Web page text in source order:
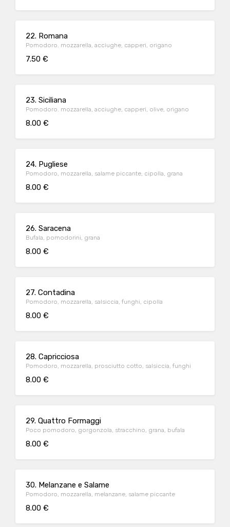
22. Romana
Pomodoro. mozzarella, acciughe, capperi, origano
7.50 €
23. Siciliana
Pomodoro. mozzarella, acciughe, capperi, olive, origano
8.00 €
24. Pugliese
Pomodoro, mozzarella, salame piccante, cipolla, grana
8.00 €
26. Saracena
Bufala, pomodorini, grana
8.00 €
27. Contadina
Pomodoro, mozzarella, salsiccia, funghi, cipolla
8.00 €
28. Capricciosa
Pomodoro, mozzarella, prosciutto cotto, salsiccia, funghi
8.00 €
29. Quattro Formaggi
Poco pomodoro, gorgonzola, stracchino, grana, bufala
8.00 €
30. Melanzane e Salame
Pomodoro, mozzarella, melanzane, salame piccante
8.00 €